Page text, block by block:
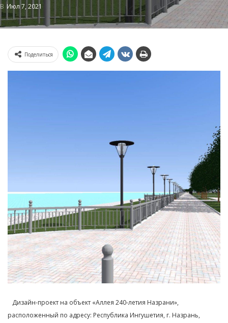
В Июл 7, 2021
Поделиться
⠀Дизайн-проект на объект «Аллея 240-летия Назрани»,
расположенный по адресу: Республика Ингушетия, г. Назрань,